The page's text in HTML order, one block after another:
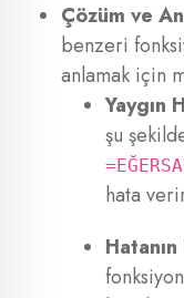
Çözüm ve
benzeri
anlamak için
Yaygın
şu
hata